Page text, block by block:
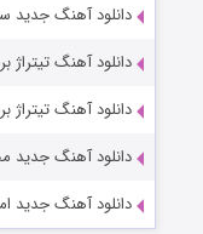
دانلود آهنگ جدید
دانلود آهنگ تیتراژ برنامه ماه
دانلود آهنگ
دانلود آهنگ جدید
دانلود آهنگ جدید